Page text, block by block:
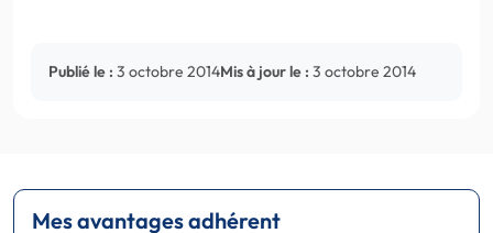
Publié le : 3 octobre 2014Mis à jour le : 3 octobre 2014
Mes avantages adhérent